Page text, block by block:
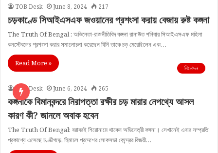
TOB Desk June 8, 2024 217
চড়কাণ্ডে সিআইএসএফ জওয়ানের প্রশংসা করায় বেজায় রুষ্ট কঙ্গনা
The Truth Of Bengal : অভিনেতা-রাজনীতিবিদ কঙ্গনা রানাউত শনিবার সিআইএসএফ মহিলা
কনস্টেবলের প্রশংসা করার সমালোচনা করেছেন যিনি তাকে চড় মেরেছিলেন এবং…
Read More »
বিনোদন
TOB Desk June 6, 2024 265
কঙ্গনাকে বিমানবন্দরে নিরাপত্তা রক্ষীর চড় মারার নেপথ্যে আসল
কারণ কী? জানলে অবাক হবেন
The Truth Of Bengal: বরাবরই শিরোনামে থাকেন অভিনেত্রী কঙ্গনা। সেখানেই এবার সম্প্রতি
প্রকাশ্যে এসেছে চণ্ডীগড়ে, হিমাচল প্রদেশের লোকসভা কেন্দ্রের বিজয়ী…